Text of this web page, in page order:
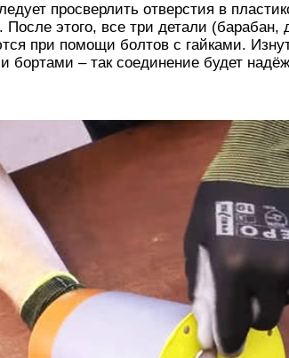
просверлить отверстия в
После этого, все три детали (барабан,
при помощи болтов с гайками.
бортами – так соединение будет